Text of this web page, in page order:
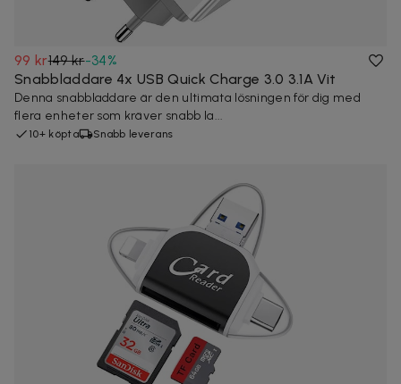
99 kr149 kr-34%
Snabbladdare 4x USB Quick Charge 3.0 3.1A Vit
Denna snabbladdare är den ultimata lösningen för dig med
flera enheter som kräver snabb la...
10+ köpta Snabb leverans